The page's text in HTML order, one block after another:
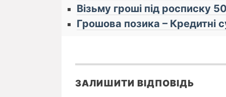
Візьму гроші під росписку
Грошова позика – Кредитнi
ЗАЛИШИТИ ВІДПОВІДЬ